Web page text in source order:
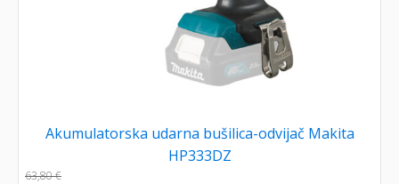
Akumulatorska udarna bušilica-odvijač Makita
HP333DZ
63,80€